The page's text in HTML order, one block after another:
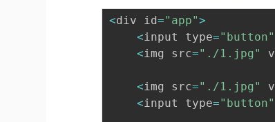
<div id="app">
<input type="button"
<img src="./1.jpg" v
<img src="./1.jpg" v
<input type="button"